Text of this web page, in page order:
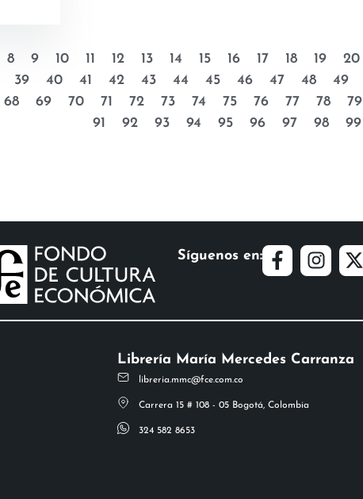
8 9 10 11 12 13 14 15 16 17 18 19 20
39 40 41 42 43 44 45 46 47 48 49
68 69 70 71 72 73 74 75 76 77 78 79
91
92 93 94 95 96 97 98 99
Síguenos en:
Librería María Mercedes Carranza
libreria.mmc@fce.com.co
Carrera 15 # 108 - 05 Bogotá, Colombia
324 582 8653